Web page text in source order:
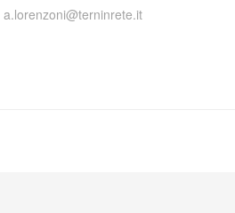
a.lorenzoni@terninrete.it